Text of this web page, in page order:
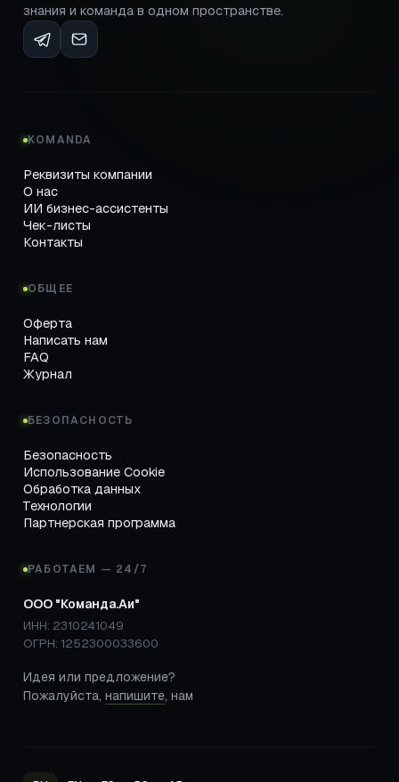
знания и команда в одном пространстве.
KOMANDA
Реквизиты компании
О нас
ИИ бизнес-ассистенты
Чек-листы
Контакты
ОБЩЕЕ
Оферта
Написать нам
FAQ
Журнал
БЕЗОПАСНОСТЬ
Безопасность
Использование Cookie
Обработка данных
Технологии
Партнерская программа
РАБОТАЕМ — 24/7
ООО "Команда.Аи"
ИНН: 2310241049
ОГРН: 1252300033600
Идея или предложение?
Пожалуйста, напишите, нам